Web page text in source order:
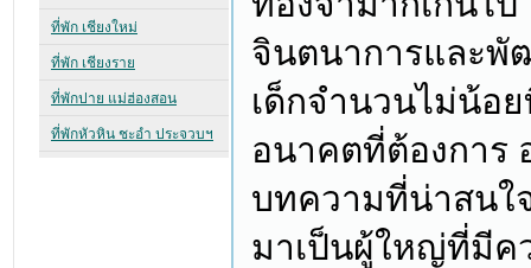
จินตนาการและพั
เด็กจำนวนไม่น้อ
อนาคตที่ต้องการ
บทความที่น่าสนใ
มาเป็นผู้ใหญ่ที่มีค